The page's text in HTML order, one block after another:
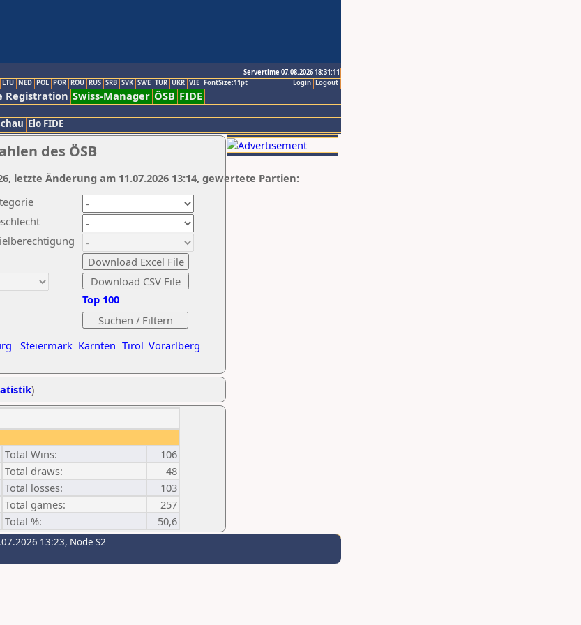
Servertime 07.08.2026 18:31:11
Logout
Login
LTU NED POL POR ROU RUS SRB SVK SWE TUR UKR VIE FontSize:11pt
Registration Swiss-Manager ÖSB FIDE
Elo FIDE
des ÖSB
Steiermark Kärnten Tirol Vorarlberg
Top 100
letzte Änderung am 11.07.2026 13:14, gewertete Partien:
)
Total Wins:
106
Total draws:
48
Total losses:
103
Total games:
257
Total %: 50,6
13:23, Node S2